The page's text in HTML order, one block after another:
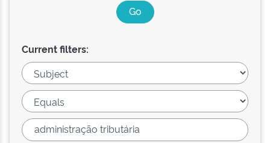
Current filters: